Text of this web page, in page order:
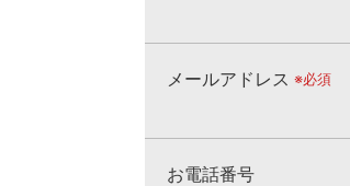
メールアドレス ※必須
お電話番号